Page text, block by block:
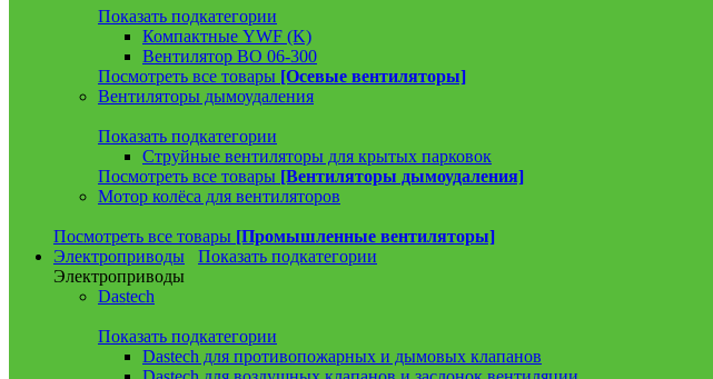
Показать подкатегории
Компактные YWF (K)
Вентилятор ВО 06-300
Посмотреть все товары [Осевые вентиляторы]
Вентиляторы дымоудаления
Показать подкатегории
Струйные вентиляторы для крытых парковок
Посмотреть все товары [Вентиляторы дымоудаления]
Мотор колёса для вентиляторов
Посмотреть все товары [Промышленные вентиляторы]
Электроприводы
Показать подкатегории
Электроприводы
Dastech
Показать подкатегории
Dastech для противопожарных и дымовых клапанов